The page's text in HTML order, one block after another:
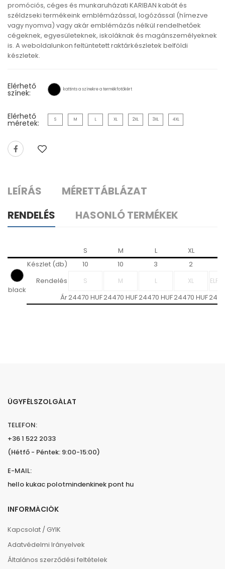
promóciós, céges és munkaruházati KARIBAN kabát és
széldzseki termékeink emblémázással, logózással (hímezve
vagy nyomva) vagy akár emblémázás nélkül rendelhetőek
cégeknek, egyesületeknek, iskoláknak és magánszemélyeknek
is. A weboldalunkon feltüntetett raktárkészletek belföldi
készletek.
Elérhető
színek: kattints a színekre a termékfotókért
Elérhető
méretek: S M L XL 2XL 3XL 4XL
LEÍRÁS
MÉRETTÁBLÁZAT
RENDELÉS
HASONLÓ TERMÉKEK
S M L XL
black
Készlet (db) 10 10 3 2
Rendelés
Ár24470 HUF24470 HUF24470 HUF24470 HUF
ÜGYFÉLSZOLGÁLAT
TELEFON:
+36 1 522 2033
(Hétfő - Péntek: 9:00-15:00)
E-MAIL:
hello kukac polotmindenkinek pont hu
INFORMÁCIÓK
Kapcsolat / GYIK
Adatvédelmi Irányelvek
Általános szerződési feltételek